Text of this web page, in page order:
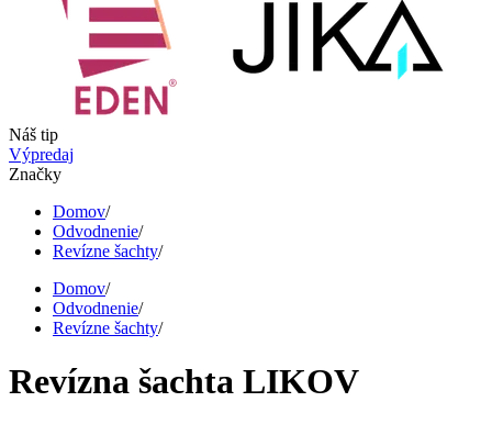
Náš tip
Výpredaj
Značky
Domov/
Odvodnenie/
Revízne šachty/
Domov/
Odvodnenie/
Revízne šachty/
Revízna šachta LIKOV